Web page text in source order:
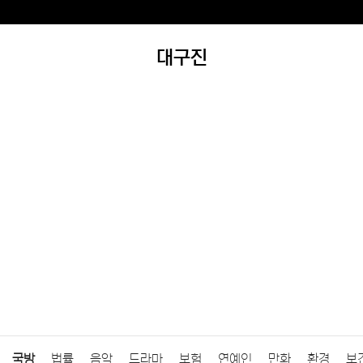
대구진
국방 법률 음악 드라마 보험 연예인 만화 환경 보